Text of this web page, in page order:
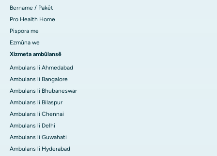
Bername / Pakêt
Pro Health Home
Pispora me
Ezmûna we
Xizmeta ambûlansê
Ambulans li Ahmedabad
Ambulans li Bangalore
Ambulans li Bhubaneswar
Ambulans li Bilaspur
Ambulans li Chennai
Ambulans li Delhi
Ambulans li Guwahati
Ambulans li Hyderabad